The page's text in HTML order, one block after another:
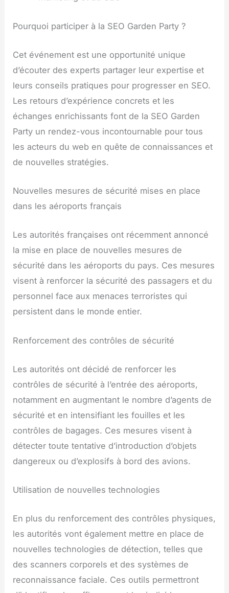
Pourquoi participer à la SEO Garden Party ?
Cet événement est une opportunité unique
d’écouter des experts partager leur expertise et
leurs conseils pratiques pour progresser en SEO.
Les retours d’expérience concrets et les
échanges enrichissants font de la SEO Garden
Party un rendez-vous incontournable pour tous
les acteurs du web en quête de connaissances et
de nouvelles stratégies.
Nouvelles mesures de sécurité mises en place
dans les aéroports français
Les autorités françaises ont récemment annoncé
la mise en place de nouvelles mesures de
sécurité dans les aéroports du pays. Ces mesures
visent à renforcer la sécurité des passagers et du
personnel face aux menaces terroristes qui
persistent dans le monde entier.
Renforcement des contrôles de sécurité
Les autorités ont décidé de renforcer les
contrôles de sécurité à l’entrée des aéroports,
notamment en augmentant le nombre d’agents de
sécurité et en intensifiant les fouilles et les
contrôles de bagages. Ces mesures visent à
détecter toute tentative d’introduction d’objets
dangereux ou d’explosifs à bord des avions.
Utilisation de nouvelles technologies
En plus du renforcement des contrôles physiques,
les autorités vont également mettre en place de
nouvelles technologies de détection, telles que
des scanners corporels et des systèmes de
reconnaissance faciale. Ces outils permettront